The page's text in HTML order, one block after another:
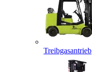
Treibgasantrieb